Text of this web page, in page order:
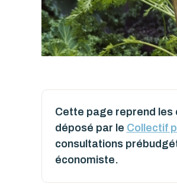
Cette page reprend les
déposé par le Collectif
consultations
économiste.